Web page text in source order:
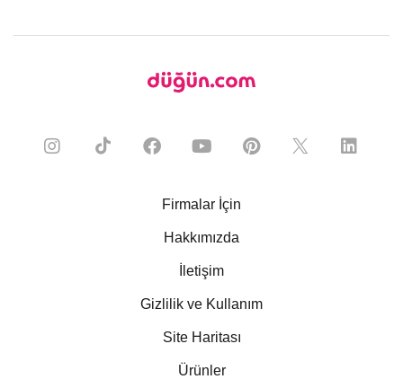
Firmalar İçin
Hakkımızda
İletişim
Gizlilik ve Kullanım
Site Haritası
Ürünler